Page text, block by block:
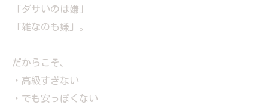
「ダサいのは嫌」
「雑なのも嫌」。
だからこそ、
・高級すぎない
・でも安っぽくない